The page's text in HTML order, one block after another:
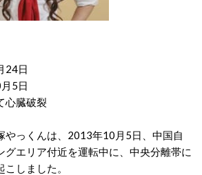
24日
5日
心臓破裂
やっくんは、2013年10月5日、中国自
グエリア付近を運転中に、中央分離帯に
こしました。